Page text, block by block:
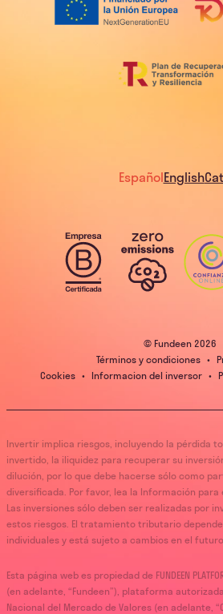
EspañolEnglish
© Fundeen 2026
Términos y condiciones •
Cookies • Informacion del inversor •
Invertir implica riesgos, incluyendo la pérdida
invertido, la iliquidez para recuperar su
dilución, por lo que debe hacerse sólo como
diversificada. Por favor, lea la Información
Las inversiones sólo deben ser realizadas por
estos riesgos. El tratamiento tributario
individuales y está sujeto a cambios en el
Esta página web es propiedad de FUNDEEN
(en adelante, “Fundeen”), plataforma
Nacional del Mercado de Valores (en adelante,